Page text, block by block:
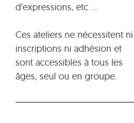
d’expressions, etc …
Ces ateliers ne nécessitent ni
inscriptions ni adhésion et
sont accessibles à tous les
âges, seul ou en groupe.